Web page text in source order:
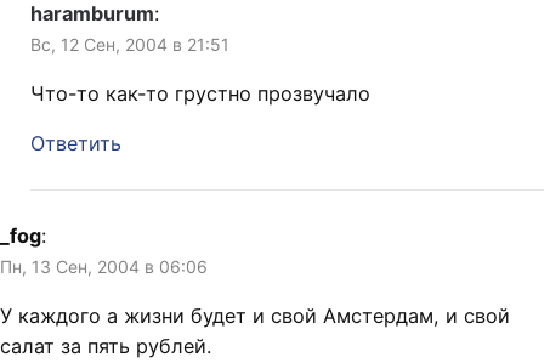
haramburum:
Вс, 12 Сен, 2004 в 21:51
Что-то как-то грустно прозвучало
Ответить
_fog:
Пн, 13 Сен, 2004 в 06:06
У каждого а жизни будет и свой Амстердам, и свой
салат за пять рублей.